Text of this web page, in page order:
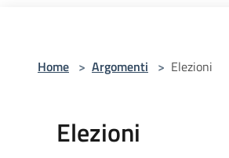
Home > Argomenti > Elezioni
Elezioni